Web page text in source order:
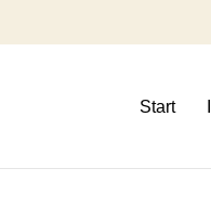
Start